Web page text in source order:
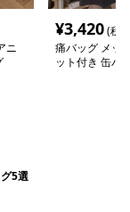
ニ
¥3,420(税
痛バッグ メッ
ット付き 缶バ
5選